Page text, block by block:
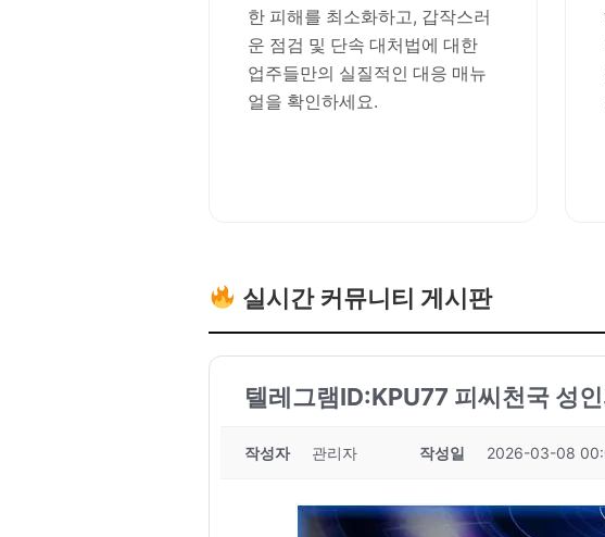
한 피해를 최소화하고, 갑작스러
운 점검 및 단속 대처법에 대한
업주들만의 실질적인 대응 매뉴
얼을 확인하세요.
실시간 커뮤니티 게시판
텔레그램ID:KPU77 피씨천국 성
작성자 관리자 작성일 2026-03-08